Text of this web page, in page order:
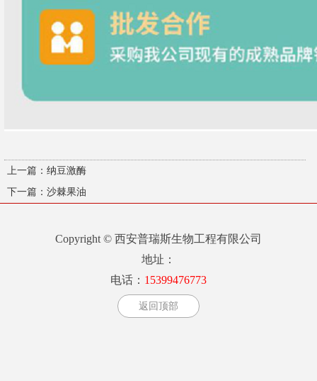
上一篇：纳豆激酶
下一篇：沙棘果油
Copyright © 西安普瑞斯生物工程有限公司
地址：
电话： 15399476773
返回顶部